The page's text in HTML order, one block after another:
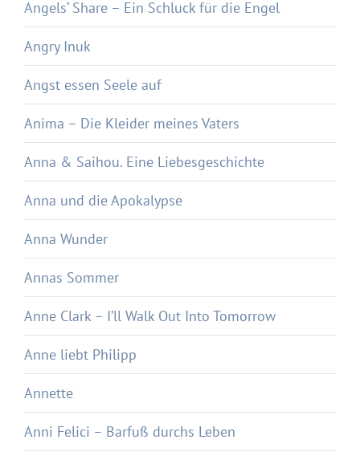
Angels‘ Share – Ein Schluck für die Engel
Angry Inuk
Angst essen Seele auf
Anima – Die Kleider meines Vaters
Anna & Saihou. Eine Liebesgeschichte
Anna und die Apokalypse
Anna Wunder
Annas Sommer
Anne Clark – I’ll Walk Out Into Tomorrow
Anne liebt Philipp
Annette
Anni Felici – Barfuß durchs Leben